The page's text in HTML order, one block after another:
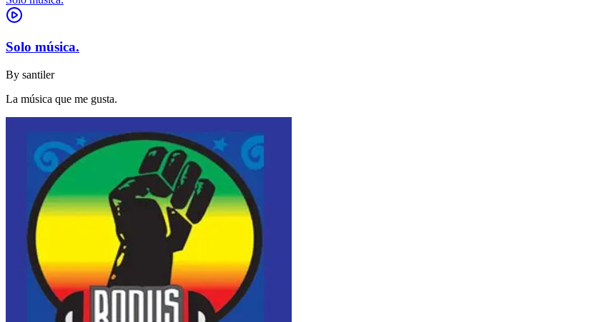
Solo música.
By santiler
La música que me gusta.